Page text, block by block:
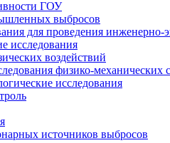
ГОУ
выбросов
для проведения
исследования
воздействий
физико-механических
исследования
источников выбросов